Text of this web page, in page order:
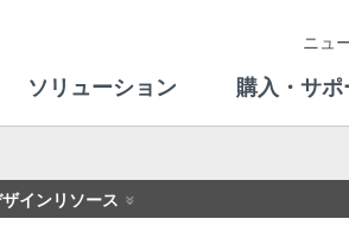
ニュ
ソリューション 購入・サポ
インリソース